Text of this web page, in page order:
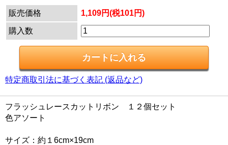
販売価格 1,109円(税101円)
購入数
特定商取引法に基づく表記 (返品など)
フラッシュレースカットリボン １２個セット
色アソート
サイズ：約１6cm×19cm